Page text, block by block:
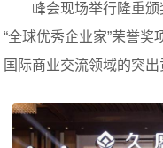
峰会现场举行隆重
“全球优秀企业家”荣誉
国际商业交流领域的突出